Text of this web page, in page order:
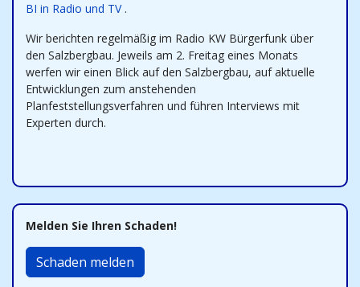
BI in Radio und TV .
Wir berichten regelmäßig im Radio KW Bürgerfunk über
den Salzbergbau. Jeweils am 2. Freitag eines Monats
werfen wir einen Blick auf den Salzbergbau, auf aktuelle
Entwicklungen zum anstehenden
Planfeststellungsverfahren und führen Interviews mit
Experten durch.
Melden Sie Ihren Schaden!
Schaden melden